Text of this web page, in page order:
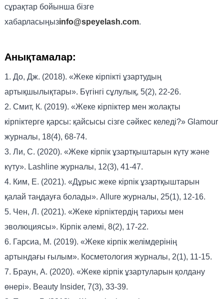
сұрақтар бойынша бізге
хабарласыңызinfo@speyelash.com.
Анықтамалар:
1. До, Дж. (2018). «Жеке кірпікті ұзартудың
артықшылықтары». Бүгінгі сұлулық, 5(2), 22-26.
2. Смит, К. (2019). «Жеке кірпіктер мен жолақты
кірпіктерге қарсы: қайсысы сізге сәйкес келеді?» Glamour
журналы, 18(4), 68-74.
3. Ли, С. (2020). «Жеке кірпік ұзартқыштарын күту және
күту». Lashline журналы, 12(3), 41-47.
4. Ким, Е. (2021). «Дұрыс жеке кірпік ұзартқыштарын
қалай таңдауға болады». Allure журналы, 25(1), 12-16.
5. Чен, Л. (2021). «Жеке кірпіктердің тарихы мен
эволюциясы». Кірпік әлемі, 8(2), 17-22.
6. Гарсиа, М. (2019). «Жеке кірпік желімдерінің
артындағы ғылым». Косметология журналы, 2(1), 11-15.
7. Браун, А. (2020). «Жеке кірпік ұзартуларын қолдану
өнері». Beauty Insider, 7(3), 33-39.